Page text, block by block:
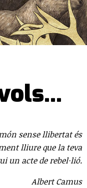
sense llibertat és
lliure que la teva
un acte de rebel·lió.
Albert Camus